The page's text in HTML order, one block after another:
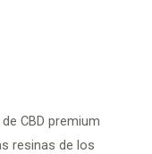
CBD premium
resinas de los